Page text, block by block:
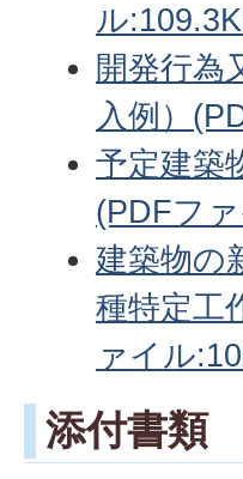
ル
開発行為
入例）
予定建築
(PDFフ
建築物の
種特定工
ァイル
添付書類